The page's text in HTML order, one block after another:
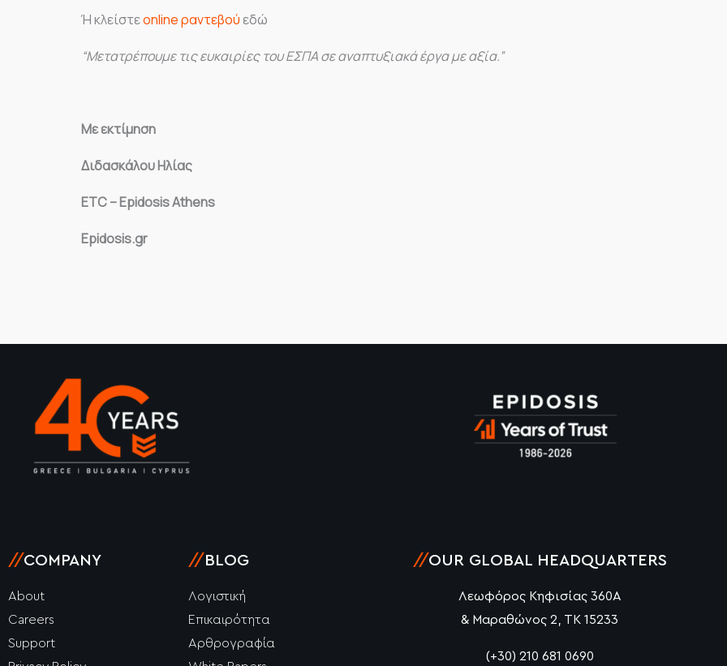
Ή κλείστεonline ραντεβού εδώ
“Μετατρέπουμε τις ευκαιρίες του ΕΣΠΑ σε αναπτυξιακά έργα με αξία.”
Με εκτίμηση
Διδασκάλου Ηλίας
ETC – Epidosis Athens
Epidosis.gr
//COMPANY
About
Careers
Support
// BLOG
Λογιστική
Επικαιρότητα
Αρθρογραφία
//OUR GLOBAL HEADQUARTERS
Λεωφόρος Κηφισίας 360Α
& Μαραθώνος 2, ΤΚ 15233
(+30) 210 681 0690